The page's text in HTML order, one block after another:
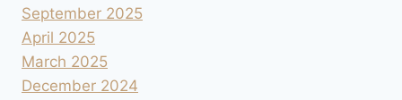
September 2025
April 2025
March 2025
December 2024